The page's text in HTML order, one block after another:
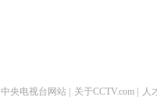
中央电视台网站 关于CCTV.com 人